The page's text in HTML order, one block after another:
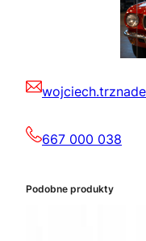
667 000 038
Podobne produkty